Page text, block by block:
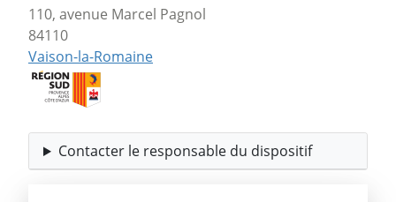
110, avenue Marcel Pagnol
84110
Vaison-la-Romaine
Contacter le responsable du dispositif